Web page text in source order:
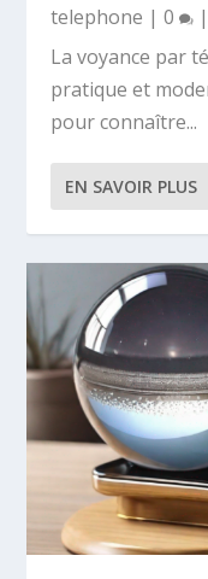
telephone |0
La voyance par
pratique et
pour connaître...
EN SAVOIR PLUS